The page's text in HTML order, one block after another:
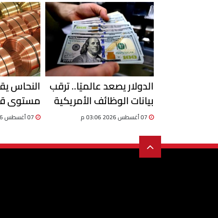
الدولار يصعد عالميًا.. ترقب
بيانات الوظائف الأمريكية
يحسم اتجاه العملة
النحاس
مستوى
من تراجع